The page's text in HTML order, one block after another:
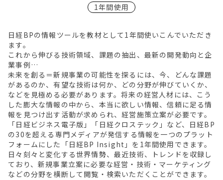
1年間使用
日経BPの情報ツールを教材として1年間使いこんでいただき
ます。
これから伸びる技術領域、課題の抽出、最新の開発動向と企
業事例…
未来を創る＝新規事業の可能性を探るには、今、どんな課題
があるのか、有望な技術は何か、どの分野が伸びていくか、
などを見極める必要があります。将来の経営人材には、こう
した膨大な情報の中から、本当に欲しい情報、信頼に足る情
報を見つけ出す活動が求められ、経営施策立案が必要です。
「日経ビジネス電子版」「日経クロステック」など、日経BP
の30を超える専門メディアが発信する情報を一つのプラット
フォームにした「日経BP Insight」を1年間使用できます。
日々刻々と変化する世界情勢、最近技術、トレンドを収録し
ており、新規事業立案に必要な経営・技術・マーケティング
などの分野を横断して閲覧・検索いただくことができます。